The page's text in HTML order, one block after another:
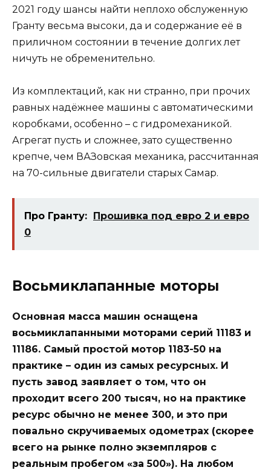
2021 году шансы найти неплохо обслуженную
Гранту весьма высоки, да и содержание её в
приличном состоянии в течение долгих лет
ничуть не обременительно.
Из комплектаций, как ни странно, при прочих
равных надёжнее машины с автоматическими
коробками, особенно – с гидромеханикой.
Агрегат пусть и сложнее, зато существенно
крепче, чем ВАЗовская механика, рассчитанная
на 70-сильные двигатели старых Самар.
Про Гранту: Прошивка под евро 2 и евро
0
Восьмиклапанные моторы
Основная масса машин оснащена
восьмиклапанными моторами серий 11183 и
11186. Самый простой мотор 1183-50 на
практике – один из самых ресурсных. И
пусть завод заявляет о том, что он
проходит всего 200 тысяч, но на практике
ресурс обычно не менее 300, и это при
повально скручиваемых одометрах (скорее
всего на рынке полно экземпляров с
реальным пробегом «за 500»). На любом